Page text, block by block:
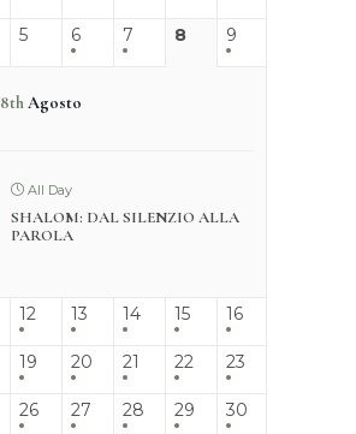
5 6 7 8 9
8thAgosto
All Day
SHALOM: DAL SILENZIO ALLA
PAROLA
12 13 14 15 16
19 20 21 22 23
26 27 28 29 30